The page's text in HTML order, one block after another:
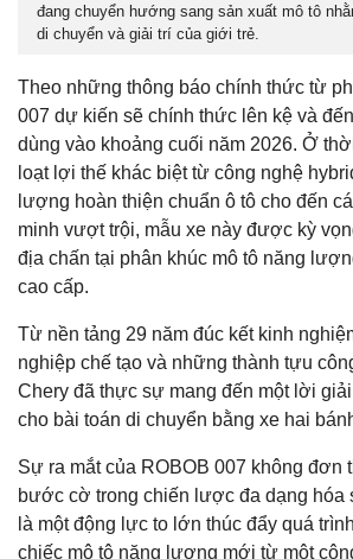
đang chuyển hướng sang sản xuất mô tô
di chuyển và giải trí của giới trẻ.
Theo những thông báo chính thức từ
007 dự kiến sẽ chính thức lên kệ và
dùng vào khoảng cuối năm 2026. Ở
loạt lợi thế khác biệt từ công nghệ
lượng hoàn thiện chuẩn ô tô cho đến
minh vượt trội, mẫu xe này được kỳ
địa chấn tại phân khúc mô tô năng
cao cấp.
Từ nền tảng 29 năm đúc kết kinh
nghiệp chế tạo và những thành tựu
Chery đã thực sự mang đến một lời
cho bài toán di chuyển bằng xe hai
Sự ra mắt của ROBOB 007 không đơn
bước cờ trong chiến lược đa dạng hóa
là một động lực to lớn thúc đẩy quá
chiếc mô tô năng lượng mới từ một